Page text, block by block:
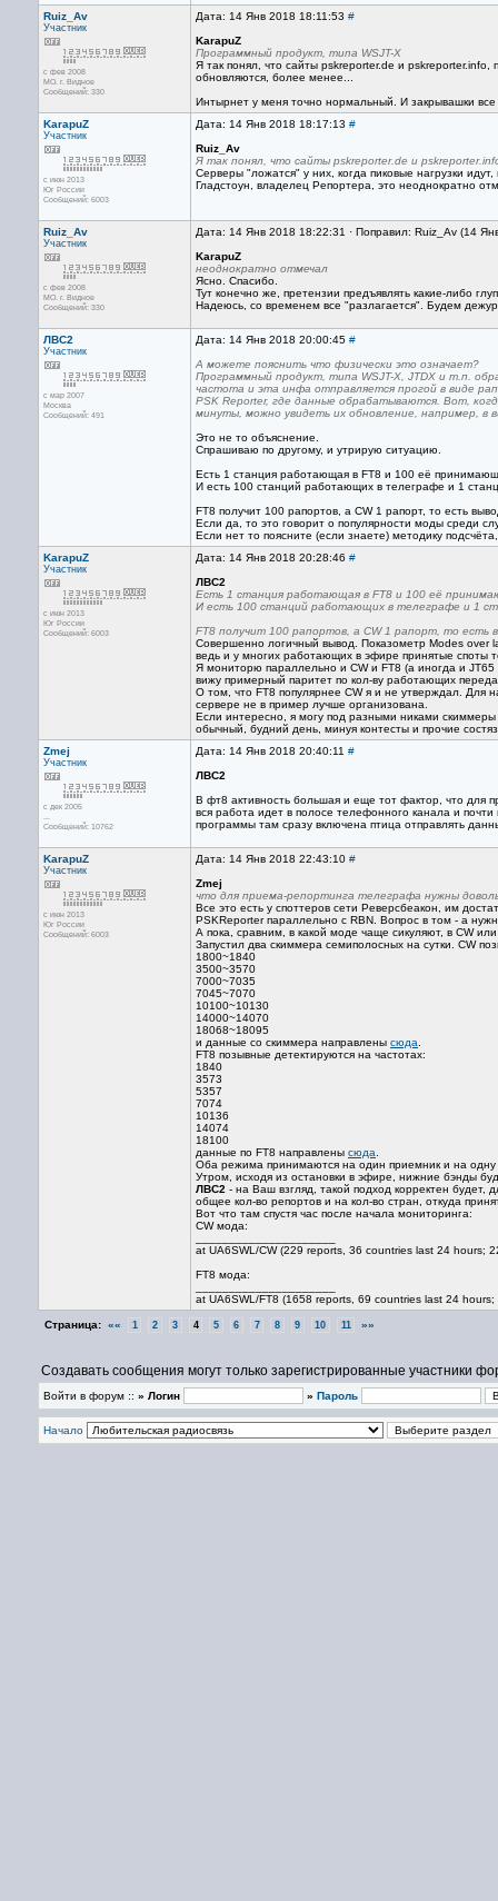
Ruiz_Av
Участник
с фев 2008
МО. г. Видное
Сообщений: 330
Дата: 14 Янв 2018 18:11:53 #
KarapuZ
Программный продукт, типа WSJT-X
Я так понял, что сайты pskreporter.de и
обновляются, более менее...
Интырнет у меня точно нормальный. И закрывашки все
KarapuZ
Участник
с июн 2013
Юг России
Сообщений: 6003
Дата: 14 Янв 2018 18:17:13 #
Ruiz_Av
Я так понял, что сайты pskreporter.de и
Серверы "ложатся" у них, когда пиковые нагрузки
Гладстоун, владелец Репортера, это неоднократно
Ruiz_Av
Участник
с фев 2008
МО. г. Видное
Сообщений: 330
Дата: 14 Янв 2018 18:22:31 · Поправил: Ruiz_Av (14
KarapuZ
неоднократно отмечал
Ясно. Спасибо.
Тут конечно же, претензии предъявлять какие-либо
Надеюсь, со временем все "разлагается". Будем
ЛВС2
Участник
с мар 2007
Москва
Сообщений: 491
Дата: 14 Янв 2018 20:00:45 #
А можете пояснить что физически это означает?
Программный продукт, типа WSJT-X, JTDX и т.п.
частота и эта инфа отправляется прогой в виде
PSK Reporter, где данные обрабатываются. Вот,
минуты, можно увидеть их обновление, например, в
Это не то объяснение.
Спрашиваю по другому, и утрирую ситуацию.
Есть 1 станция работающая в FT8 и 100 её
И есть 100 станций работающих в телеграфе и 1
FT8 получит 100 рапортов, а CW 1 рапорт, то есть
Если да, то это говорит о популярности моды среди
Если нет то поясните (если знаете) методику
KarapuZ
Участник
с июн 2013
Юг России
Сообщений: 6003
Дата: 14 Янв 2018 20:28:46 #
ЛВС2
Есть 1 станция работающая в FT8 и 100 её
И есть 100 станций работающих в телеграфе и 1
FT8 получит 100 рапортов, а CW 1 рапорт, то есть
Совершенно логичный вывод. Показометр Modes over
ведь и у многих работающих в эфире принятые споты
Я мониторю параллельно и CW и FT8 (а иногда и JT65
вижу примерный паритет по кол-ву работающих
О том, что FT8 популярнее CW я и не утверждал. Для
сервере не в пример лучше организована.
Если интересно, я могу под разными никами
обычный, будний день, минуя контесты и прочие
Zmej
Участник
с дек 2005
...
Сообщений: 10762
Дата: 14 Янв 2018 20:40:11 #
ЛВС2
В фт8 активность большая и еще тот фактор, что для
вся работа идет в полосе телефонного канала и
программы там сразу включена птица отправлять
KarapuZ
Участник
с июн 2013
Юг России
Сообщений: 6003
Дата: 14 Янв 2018 22:43:10 #
Zmej
что для приема-репортинга телеграфа нужны
Все это есть у споттеров сети Реверсбеакон, им
PSKReporter параллельно с RBN. Вопрос в том - а
А пока, сравним, в какой моде чаще сикуляют, в CW
Запустил два скиммера семиполосных на сутки. CW
1800~1840
3500~3570
7000~7035
7045~7070
10100~10130
14000~14070
18068~18095
и данные со скиммера направлены сюда
FT8 позывные детектируются на частотах:
1840
3573
5357
7074
10136
14074
18100
данные по FT8 направлены сюда
Оба режима принимаются на один приемник и на одну
Утром, исходя из остановки в эфире, нижние бэнды
ЛВС2 - на Ваш взгляд, такой подход корректен будет,
общее кол-во репортов и на кол-во стран, откуда
Вот что там спустя час после начала мониторинга:
CW мода:
at UA6SWL/CW (229 reports, 36 countries last 24 hours;
FT8 мода:
at UA6SWL/FT8 (1658 reports, 69 countries last 24
Страница: «« 1 2 3 4 5 6 7 8 9 10 11 »»
Создавать сообщения могут только зарегистрированные участники
Войти в форум :: » Логин » Пароль
Начало